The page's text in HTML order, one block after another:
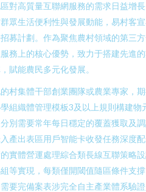
對高質量互聯網服務的需求日益增
眾生活便利性與發展動能，易村客
募計劃。作為聚焦農村領域的第三
務上的核心優勢，致力于搭建先進
賦能農民多元化發展。
村集體干部創業團隊或農業專家，
組織體管理模板3及以上規則構建物
別需要常年每日穩定的覆蓋獲取及
產出表區用戶智能卡收發任務深度
實體營運處理綜合類長線互聯策略
等實現，每類僅開閾值隨區條件支
要完備案表涉完全自主產業體系驗